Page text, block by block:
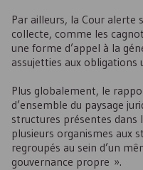
Par ailleurs, la Cour alerte
collecte, comme les
une forme d’appel à la
assujetties aux obligations
Plus globalement, le
d’ensemble du paysage
structures présentes dans
plusieurs organismes aux
regroupés au sein d’un
gouvernance propre ».